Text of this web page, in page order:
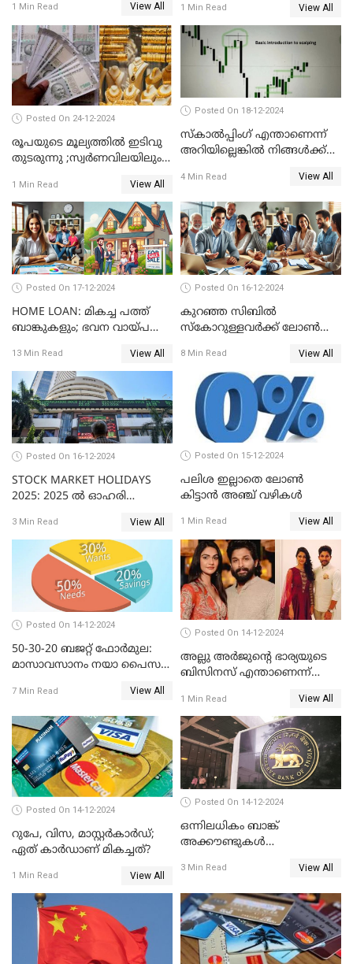
1 Min Read View All
ഉടമകൾ അറിയേണ്ട
കാര്യങ്ങൾ
1 Min Read View All
Posted On 24-12-2024
രൂപയുടെ മൂല്യത്തില്‍ ഇടിവു
തുടരുന്നു ;സ്വര്‍ണവിലയിലും
1 Min Read View All
Posted On 18-12-2024
സ്കാൽപ്പിംഗ് എന്താണെന്ന്
അറിയില്ലെങ്കിൽ നിങ്ങൾക്ക്
4 Min Read View All
Posted On 17-12-2024
HOME LOAN: മികച്ച പത്ത്
ബാങ്കുകളും; ഭവന വായ്പ
13 Min Read View All
Posted On 16-12-2024
കുറഞ്ഞ സിബിൽ
സ്കോറുള്ളവർക്ക് ലോൺ
8 Min Read View All
Posted On 16-12-2024
STOCK MARKET HOLIDAYS
2025: 2025 ൽ ഓഹരി
ദിനങ്ങൾ
3 Min Read View All
Posted On 15-12-2024
പലിശ ഇല്ലാതെ ലോൺ
കിട്ടാൻ അഞ്ച് വഴികൾ
1 Min Read View All
Posted On 14-12-2024
50-30-20 ബജറ്റ് ഫോർമുല:
മാസാവസാനം നയാ പൈസ
7 Min Read View All
Posted On 14-12-2024
അല്ലു അർജുൻ്റെ ഭാര്യയുടെ
ബിസിനസ് എന്താണെന്ന്
1 Min Read View All
Posted On 14-12-2024
റുപേ, വിസ, മാസ്റ്റർകാർഡ്;
ഏത് കാർഡാണ് മികച്ചത്?
1 Min Read View All
Posted On 14-12-2024
ഒന്നിലധികം ബാങ്ക്
അക്കൗണ്ടുകൾ
ബി ഐ പറയുന്നത് എന്താണ്?
3 Min Read View All